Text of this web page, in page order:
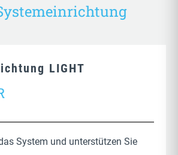
LIGHT
System und unterstützen Sie